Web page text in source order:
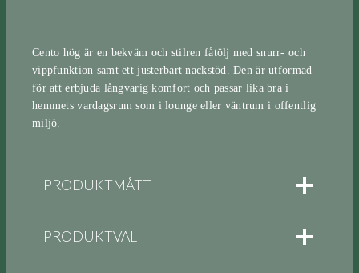
Cento hög är en bekväm och stilren fåtölj med snurr- och
vippfunktion samt ett justerbart nackstöd. Den är utformad
för att erbjuda långvarig komfort och passar lika bra i
hemmets vardagsrum som i lounge eller väntrum i offentlig
miljö.
PRODUKTMÅTT
PRODUKTVAL